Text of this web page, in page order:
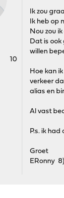
10
Ik zou
Ik heb op
Nou zou
Dat is ook
willen
Hoe kan
verkeer
alias en
Al vast
P.s. ik
Groet
ERonny 8)